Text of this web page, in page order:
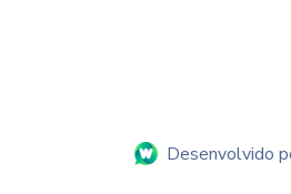
Desenvolvido